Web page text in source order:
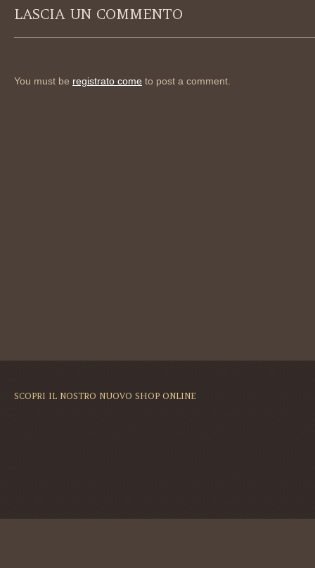
LASCIA UN COMMENTO
You must be registrato come to post a comment.
SCOPRI IL NOSTRO NUOVO SHOP ONLINE